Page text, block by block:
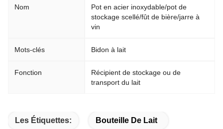
Nom
Pot en acier inoxydable/pot de
stockage scellé/fût de bière/jarre à
vin
Mots-clés Bidon à lait
Fonction
Récipient de stockage ou de
transport du lait
Les Étiquettes: Bouteille De Lait